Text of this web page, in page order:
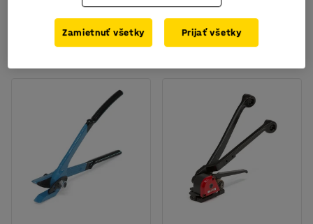
KÚPIŤ 79,- €
Zamietnuť všetky Prijať všetky